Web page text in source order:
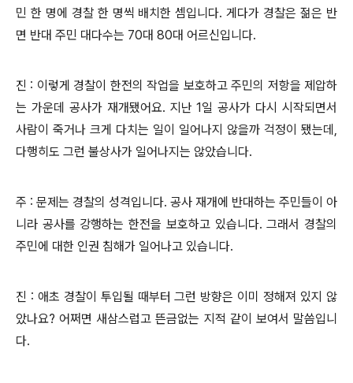
민 한 명에 경찰 한 명씩 배치한 셈입니다. 게다가 경찰은 젊은 반
면 반대 주민 대다수는 70대 80대 어르신입니다.
진 : 이렇게 경찰이 한전의 작업을 보호하고 주민의 저항을 제압하
는 가운데 공사가 재개됐어요. 지난 1일 공사가 다시 시작되면서
사람이 죽거나 크게 다치는 일이 일어나지 않을까 걱정이 됐는데,
다행히도 그런 불상사가 일어나지는 않았습니다.
주 : 문제는 경찰의 성격입니다. 공사 재개에 반대하는 주민들이 아
니라 공사를 강행하는 한전을 보호하고 있습니다. 그래서 경찰의
주민에 대한 인권 침해가 일어나고 있습니다.
진 : 애초 경찰이 투입될 때부터 그런 방향은 이미 정해져 있지 않
았나요? 어쩌면 새삼스럽고 뜬금없는 지적 같이 보여서 말씀입니
다.